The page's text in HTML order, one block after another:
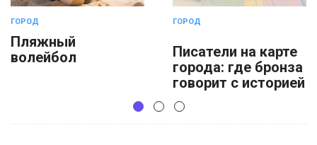
ГОРОД
Пляжный
волейбол
ГОРОД
Писатели на карте
города: где бронза
говорит с историей